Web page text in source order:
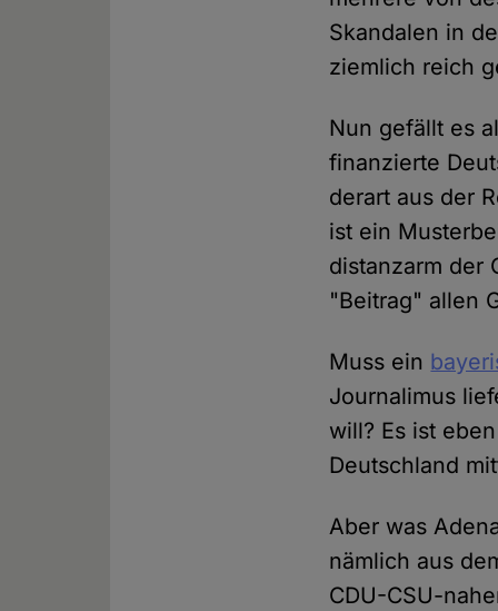
Skandalen in
ziemlich reich
Nun gefällt es
finanzierte
derart aus der
ist ein
distanzarm der
"Beitrag" allen
Muss ein
Journalimus
will? Es ist
Deutschland
Aber was
nämlich aus
CDU-CSU-